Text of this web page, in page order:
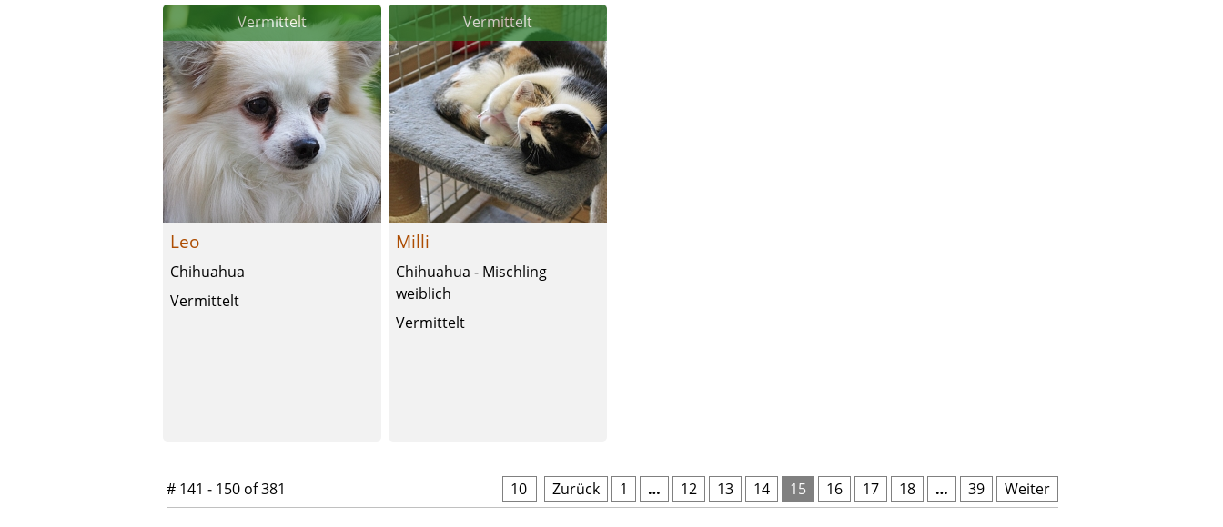
Vermittelt
Leo
Chihuahua
Vermittelt
Vermittelt
Milli
Chihuahua - Mischling
weiblich
Vermittelt
# 141 - 150 of 381 10 Zurück 1 … 12 13 14 15 16 17 18 … 39 Weiter